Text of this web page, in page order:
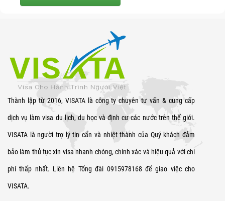
Thành lập từ 2016, VISATA là công ty chuyên tư vấn & cung cấp
dịch vụ làm visa du lịch, du học và định cư các nước trên thế giới.
VISATA là người trợ lý tin cẩn và nhiệt thành của Quý khách đảm
bảo làm thủ tục xin visa nhanh chóng, chính xác và hiệu quả với chi
phí thấp nhất. Liên hệ Tổng đài 0915978168 để giao việc cho
VISATA.